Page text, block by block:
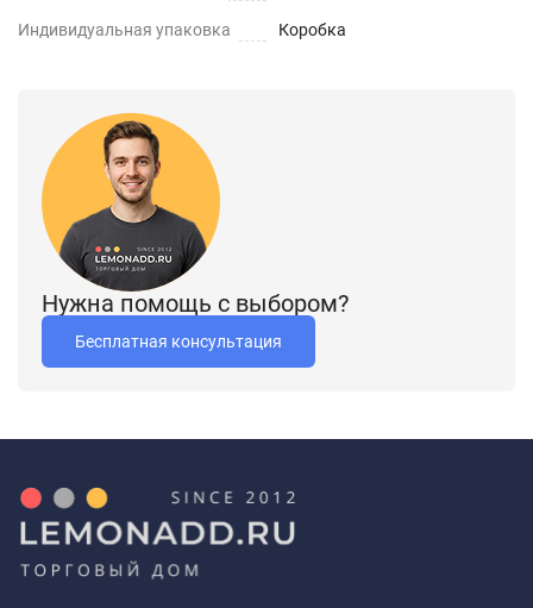
Индивидуальная упаковка Коробка
Нужна помощь с выбором?
Бесплатная консультация